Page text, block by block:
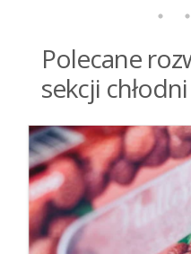
Polecane
sekcji